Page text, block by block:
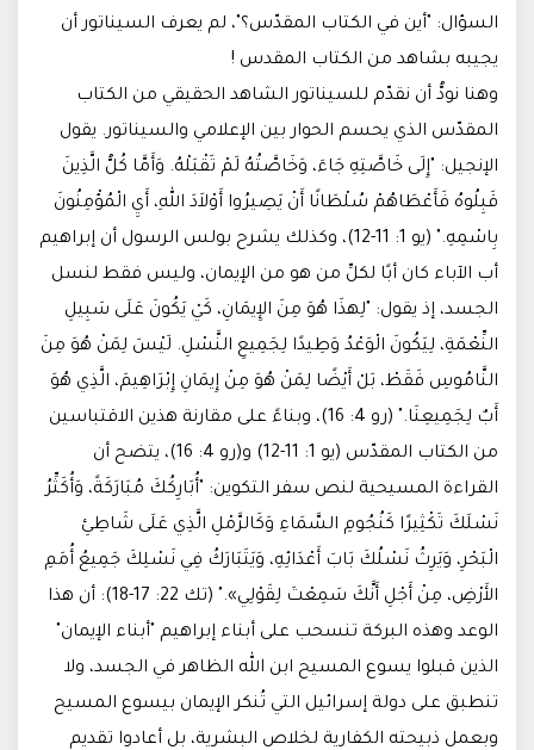
السؤال: "أين في الكتاب المقدّس؟"، لم يعرف السيناتور أن
يجيبه بشاهد من الكتاب المقدس !
وهنا نودُّ أن نقدّم للسيناتور الشاهد الحقيقي من الكتاب
المقدّس الذي يحسم الحوار بين الإعلامي والسيناتور. يقول
الإنجيل: "إِلَى خَاصَّتِهِ جَاءَ، وَخَاصَّتُهُ لَمْ تَقْبَلْهُ. وَأَمَّا كُلُّ الَّذِينَ
قَبِلُوهُ فَأَعْطَاهُمْ سُلْطَانًا أَنْ يَصِيرُوا أَوْلاَدَ اللهِ، أَيِ الْمُؤْمِنُونَ
بِاسْمِهِ." (يو 1: 11-12)، وكذلك يشرح بولس الرسول أن إبراهيم
أب الآباء كان أبًا لكلِّ من هو من الإيمان، وليس فقط لنسل
الجسد، إذ يقول: "لِهذَا هُوَ مِنَ الإِيمَانِ، كَيْ يَكُونَ عَلَى سَبِيلِ
النِّعْمَةِ، لِيَكُونَ الْوَعْدُ وَطِيدًا لِجَمِيعِ النَّسْلِ. لَيْسَ لِمَنْ هُوَ مِنَ
النَّامُوسِ فَقَطْ، بَلْ أَيْضًا لِمَنْ هُوَ مِنْ إِيمَانِ إِبْرَاهِيمَ، الَّذِي هُوَ
أَبٌ لِجَمِيعِنَا." (رو 4: 16)، وبناءً على مقارنة هذين الاقتباسين
من الكتاب المقدّس (يو 1: 11-12) و(رو 4: 16)، يتضح أن
القراءة المسيحية لنص سفر التكوين: "أُبَارِكُكَ مُبَارَكَةً، وَأُكَثِّرُ
نَسْلَكَ تَكْثِيرًا كَنُجُومِ السَّمَاءِ وَكَالرَّمْلِ الَّذِي عَلَى شَاطِئِ
الْبَحْرِ، وَيَرِثُ نَسْلُكَ بَابَ أَعْدَائِهِ، وَيَتَبَارَكُ فِي نَسْلِكَ جَمِيعُ أُمَمِ
الأَرْضِ، مِنْ أَجْلِ أَنَّكَ سَمِعْتَ لِقَوْلِي»." (تك 22: 17-18): أن هذا
الوعد وهذه البركة تنسحب على أبناء إبراهيم "أبناء الإيمان"
الذين قبلوا يسوع المسيح ابن الله الظاهر في الجسد، ولا
تنطبق على دولة إسرائيل التي تُنكر الإيمان بيسوع المسيح
وبعمل ذبيحته الكفارية لخلاص البشرية، بل أعادوا تقديم